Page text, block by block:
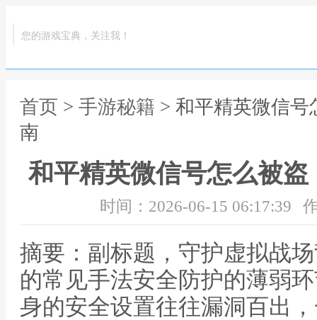
您的游戏宝典，关注我！
首页 > 手游秘籍 > 和平精英微信
南
和平精英微信号怎么被
时间：2026-06-15 06:17:39
摘要：副标题，守护虚拟战
的常见手法安全防护的薄弱
身的安全设置往往漏洞百出